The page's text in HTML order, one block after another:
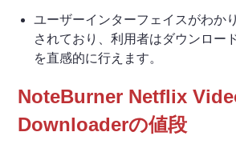
ユーザーインターフェイスがわか
されており、利用者はダウンロー
を直感的に行えます。
NoteBurner Netflix
Downloaderの値段